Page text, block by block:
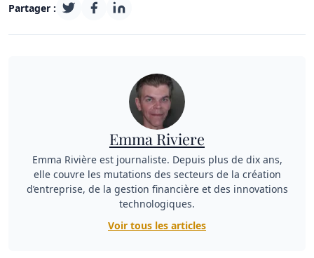
Partager :
Emma Riviere
Emma Rivière est journaliste. Depuis plus de dix ans,
elle couvre les mutations des secteurs de la création
d’entreprise, de la gestion financière et des innovations
technologiques.
Voir tous les articles